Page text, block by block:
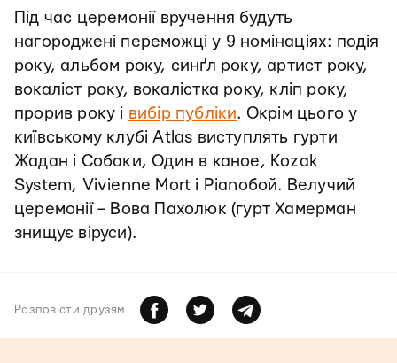
Під час церемонії вручення будуть
нагороджені переможці у 9 номінаціях: подія
року, альбом року, синґл року, артист року,
вокаліст року, вокалістка року, кліп року,
прорив року і вибір публіки. Окрім цього у
київському клубі Atlas виступлять гурти
Жадан і Собаки, Один в каное, Kozak
System, Vivienne Mort і Pianoбой. Велучий
церемонії – Вова Пахолюк (гурт Хамерман
знищує віруси).
Розповiсти друзям